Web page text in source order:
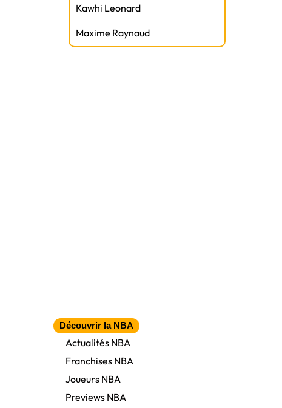
Kawhi Leonard
Maxime Raynaud
Découvrir la NBA
Actualités NBA
Franchises NBA
Joueurs NBA
Previews NBA